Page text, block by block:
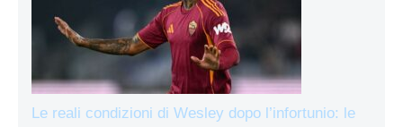
Le reali condizioni di Wesley dopo l’infortunio: le